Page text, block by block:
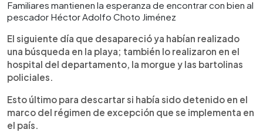
Familiares mantienen la esperanza de encontrar con bien al
pescador Héctor Adolfo Choto Jiménez
El siguiente día que desapareció ya habían realizado
una búsqueda en la playa; también lo realizaron en el
hospital del departamento, la morgue y las bartolinas
policiales.
Esto último para descartar si había sido detenido en el
marco del régimen de excepción que se implementa en
el país.